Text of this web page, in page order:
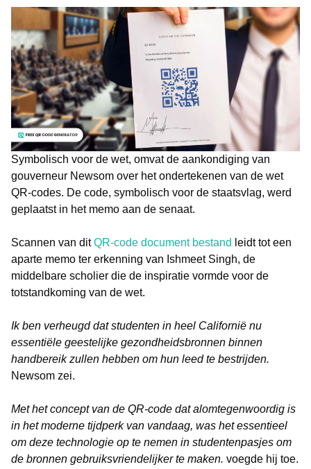
Symbolisch voor de wet, omvat de aankondiging van
gouverneur Newsom over het ondertekenen van de wet
QR-codes. De code, symbolisch voor de staatsvlag, werd
geplaatst in het memo aan de senaat.
Scannen van ditQR-code document bestand leidt tot een
aparte memo ter erkenning van Ishmeet Singh, de
middelbare scholier die de inspiratie vormde voor de
totstandkoming van de wet.
Ik ben verheugd dat studenten in heel Californië nu
essentiële geestelijke gezondheidsbronnen binnen
handbereik zullen hebben om hun leed te bestrijden.
Newsom zei.
Met het concept van de QR-code dat alomtegenwoordig is
in het moderne tijdperk van vandaag, was het essentieel
om deze technologie op te nemen in studentenpasjes om
de bronnen gebruiksvriendelijker te maken. voegde hij toe.